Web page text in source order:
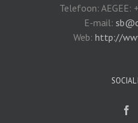
Telefoon: AEGEE:
E-mail:
Web: http://